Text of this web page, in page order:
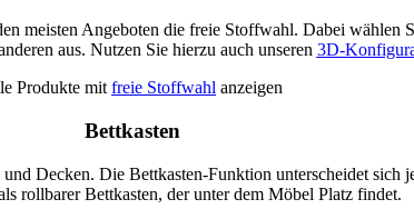
meisten Angeboten die freie Stoffwahl. Dabei
aus. Nutzen Sie hierzu auch unseren 3D-
Produkte mit freie Stoffwahl anzeigen
Bettkasten
Decken. Die Bettkasten-Funktion unterscheidet
rollbarer Bettkasten, der unter dem Möbel Platz findet.